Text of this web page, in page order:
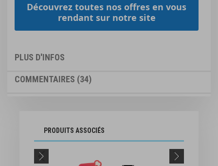
Découvrez toutes nos offres en vous
rendant sur notre site
PLUS D'INFOS
COMMENTAIRES 34
PRODUITS ASSOCIÉS